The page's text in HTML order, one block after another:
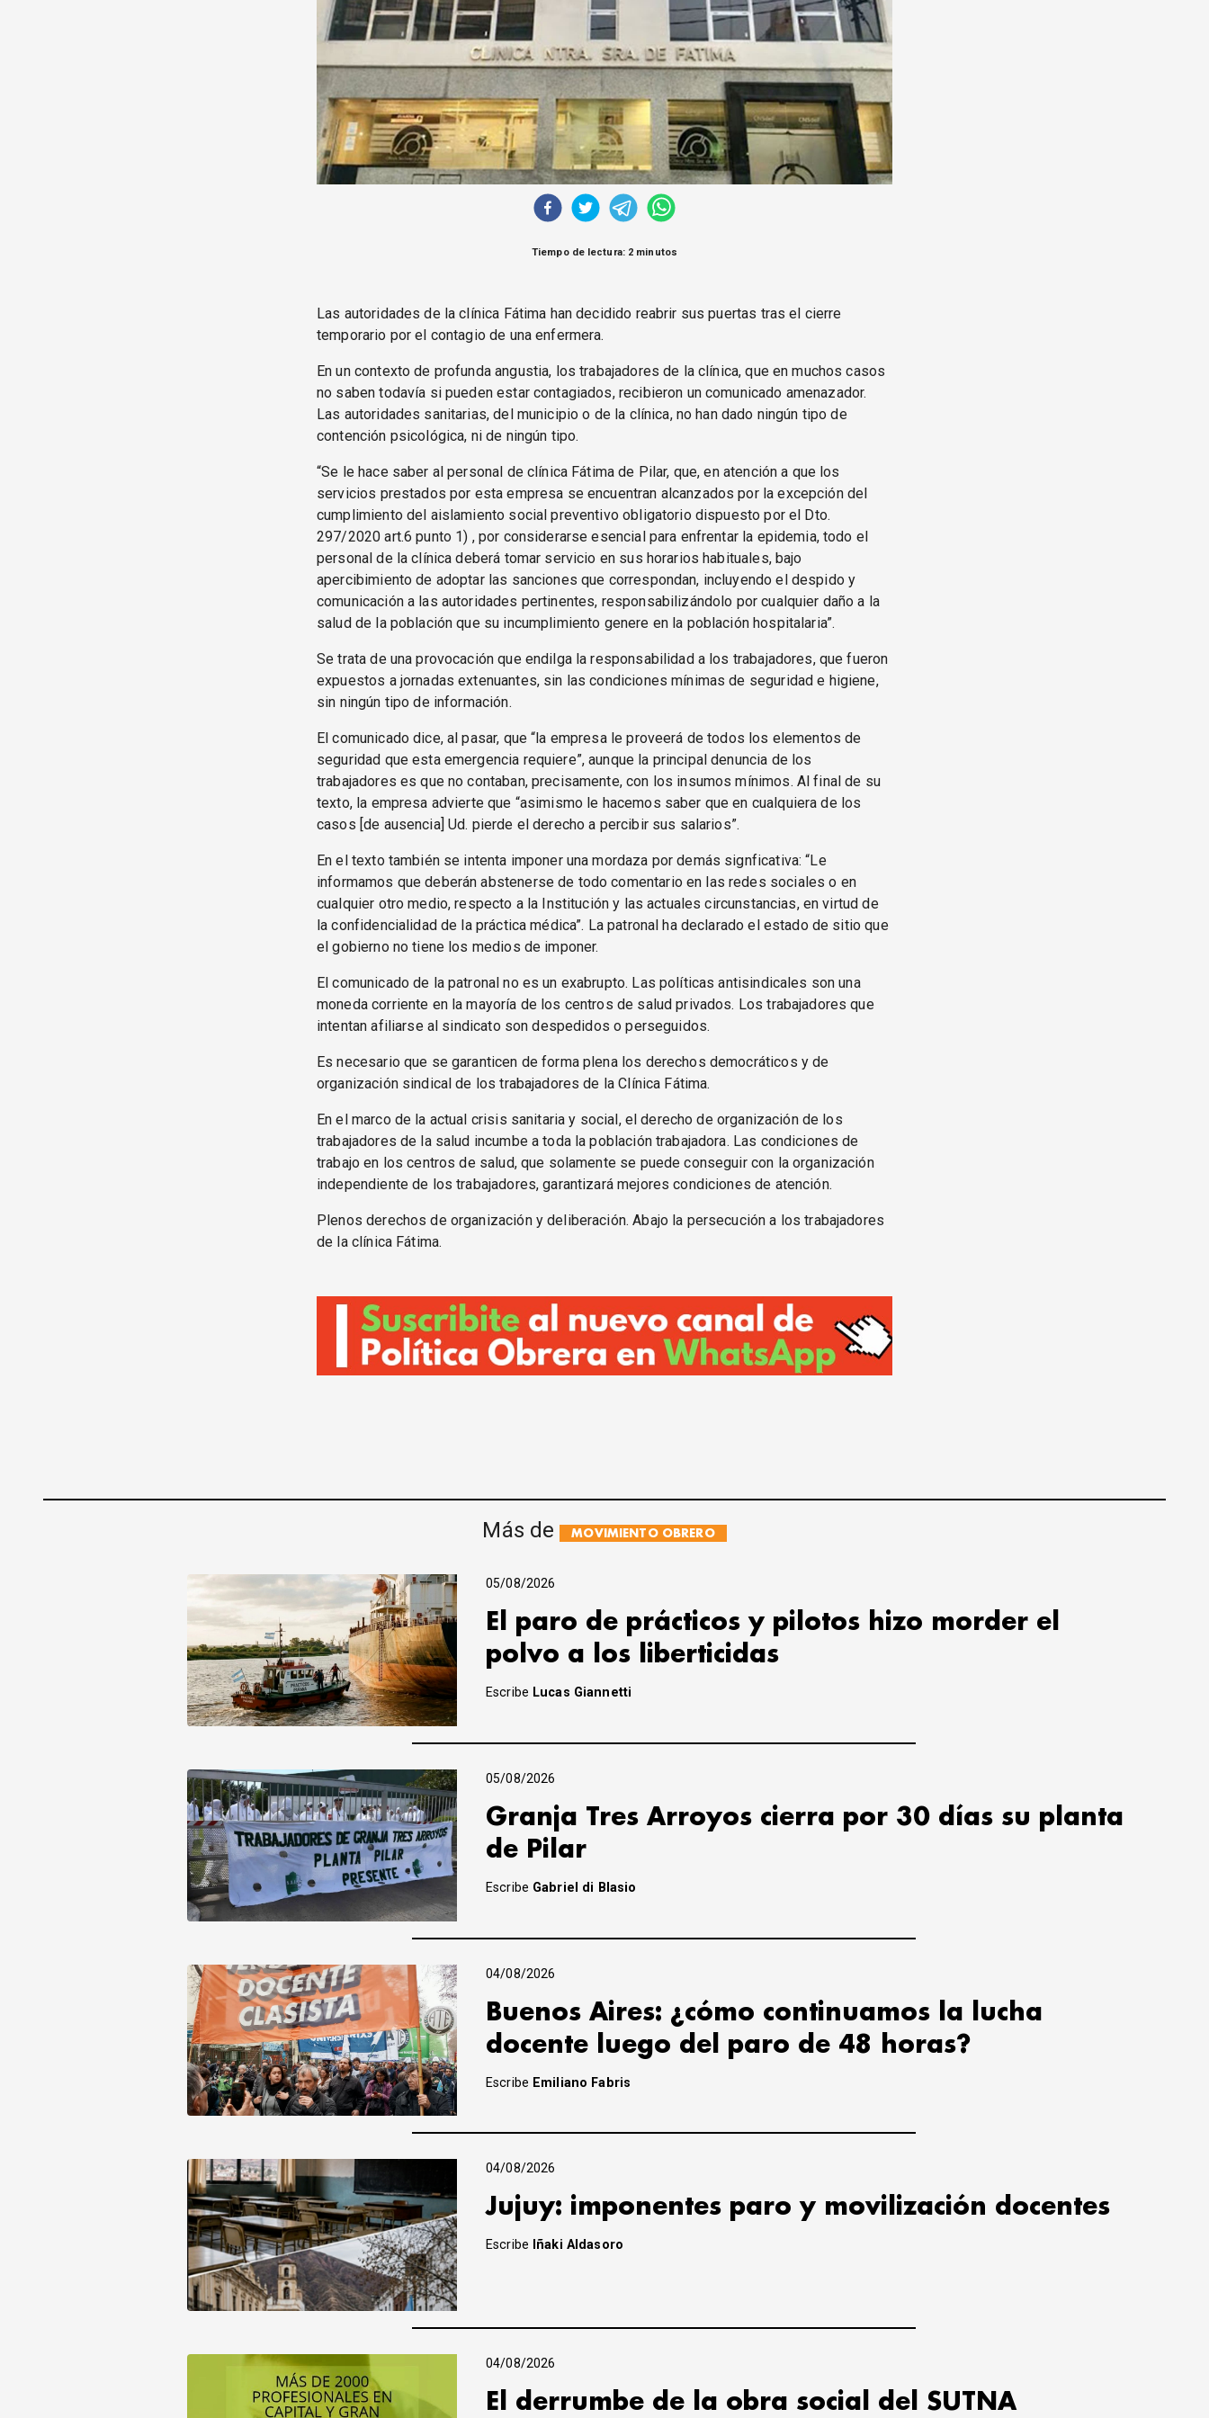
Tiempo de lectura: 2 minutos
Las autoridades de la clínica Fátima han decidido reabrir sus puertas tras el cierre
temporario por el contagio de una enfermera.
En un contexto de profunda angustia, los trabajadores de la clínica, que en muchos casos
no saben todavía si pueden estar contagiados, recibieron un comunicado amenazador.
Las autoridades sanitarias, del municipio o de la clínica, no han dado ningún tipo de
contención psicológica, ni de ningún tipo.
“Se le hace saber al personal de clínica Fátima de Pilar, que, en atención a que los
servicios prestados por esta empresa se encuentran alcanzados por la excepción del
cumplimiento del aislamiento social preventivo obligatorio dispuesto por el Dto.
297/2020 art.6 punto 1) , por considerarse esencial para enfrentar la epidemia, todo el
personal de la clínica deberá tomar servicio en sus horarios habituales, bajo
apercibimiento de adoptar las sanciones que correspondan, incluyendo el despido y
comunicación a las autoridades pertinentes, responsabilizándolo por cualquier daño a la
salud de la población que su incumplimiento genere en la población hospitalaria”.
Se trata de una provocación que endilga la responsabilidad a los trabajadores, que fueron
expuestos a jornadas extenuantes, sin las condiciones mínimas de seguridad e higiene,
sin ningún tipo de información.
El comunicado dice, al pasar, que “la empresa le proveerá de todos los elementos de
seguridad que esta emergencia requiere”, aunque la principal denuncia de los
trabajadores es que no contaban, precisamente, con los insumos mínimos. Al final de su
texto, la empresa advierte que “asimismo le hacemos saber que en cualquiera de los
casos [de ausencia] Ud. pierde el derecho a percibir sus salarios”.
En el texto también se intenta imponer una mordaza por demás signficativa: “Le
informamos que deberán abstenerse de todo comentario en las redes sociales o en
cualquier otro medio, respecto a la Institución y las actuales circunstancias, en virtud de
la confidencialidad de la práctica médica”. La patronal ha declarado el estado de sitio que
el gobierno no tiene los medios de imponer.
El comunicado de la patronal no es un exabrupto. Las políticas antisindicales son una
moneda corriente en la mayoría de los centros de salud privados. Los trabajadores que
intentan afiliarse al sindicato son despedidos o perseguidos.
Es necesario que se garanticen de forma plena los derechos democráticos y de
organización sindical de los trabajadores de la Clínica Fátima.
En el marco de la actual crisis sanitaria y social, el derecho de organización de los
trabajadores de la salud incumbe a toda la población trabajadora. Las condiciones de
trabajo en los centros de salud, que solamente se puede conseguir con la organización
independiente de los trabajadores, garantizará mejores condiciones de atención.
Plenos derechos de organización y deliberación. Abajo la persecución a los trabajadores
de la clínica Fátima.
Más de MOVIMIENTO OBRERO
05/08/2026
El paro de prácticos y pilotos hizo morder el
polvo a los liberticidas
Escribe Lucas Giannetti
05/08/2026
Granja Tres Arroyos cierra por 30 días su planta
de Pilar
Escribe Gabriel di Blasio
04/08/2026
Buenos Aires: ¿cómo continuamos la lucha
docente luego del paro de 48 horas?
Escribe Emiliano Fabris
04/08/2026
Jujuy: imponentes paro y movilización docentes
Escribe Iñaki Aldasoro
04/08/2026
El derrumbe de la obra social del SUTNA